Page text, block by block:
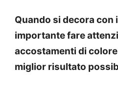
Quando si decora con
importante fare
accostamenti di
miglior risultato